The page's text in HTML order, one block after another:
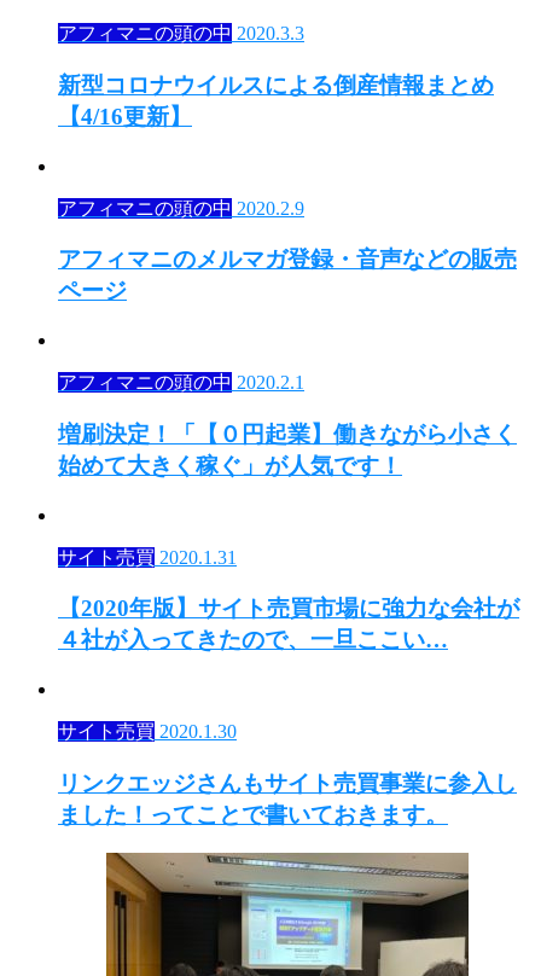
アフィマニの頭の中 2020.3.3
新型コロナウイルスによる倒産情報まとめ
【4/16更新】
アフィマニの頭の中 2020.2.9
アフィマニのメルマガ登録・音声などの販売
ページ
アフィマニの頭の中 2020.2.1
増刷決定！「【０円起業】働きながら小さく
始めて大きく稼ぐ」が人気です！
サイト売買 2020.1.31
【2020年版】サイト売買市場に強力な会社が
４社が入ってきたので、一旦ここい…
サイト売買 2020.1.30
リンクエッジさんもサイト売買事業に参入し
ました！ってことで書いておきます。